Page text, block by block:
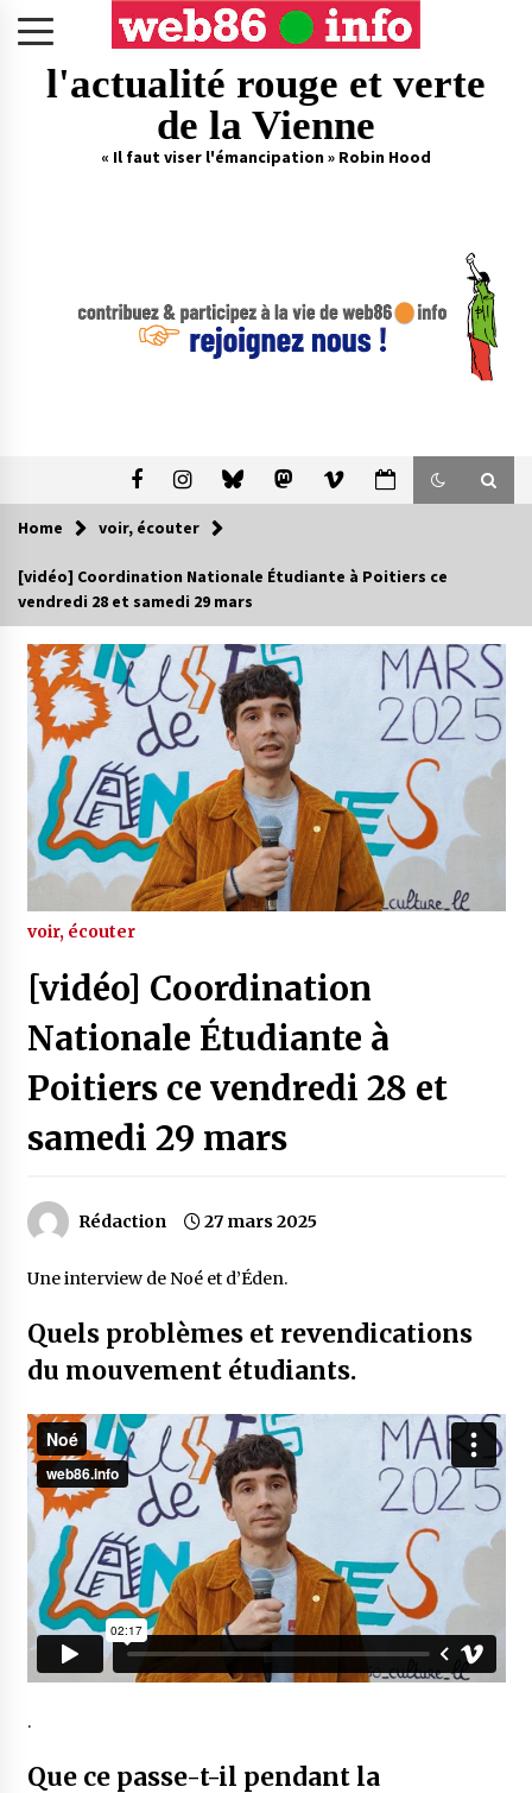
l'actualité rouge et verte
de la Vienne
« Il faut viser l'émancipation » Robin Hood
Home voir, écouter
[vidéo] Coordination Nationale Étudiante à Poitiers ce
vendredi 28 et samedi 29 mars
voir, écouter
[vidéo] Coordination
Nationale Étudiante à
Poitiers ce vendredi 28 et
samedi 29 mars
Rédaction 27 mars 2025
Une interview de Noé et d’Éden.
Quels problèmes et revendications
du mouvement étudiants.
.
Que ce passe-t-il pendant la